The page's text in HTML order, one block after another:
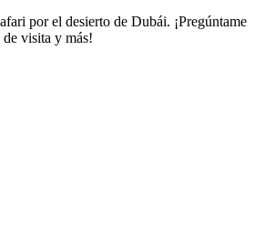
por el desierto de Dubái. ¡Pregúntame
de visita y más!